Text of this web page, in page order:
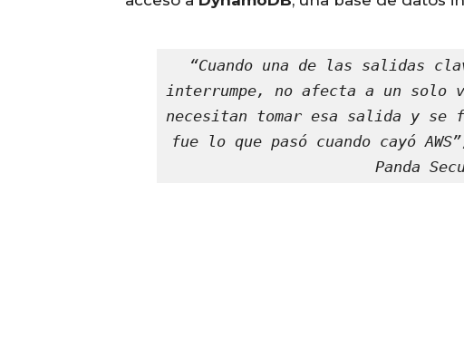
“Cuando una de las salidas
interrumpe, no afecta a un solo
necesitan tomar esa salida y se
fue lo que pasó cuando cayó
Panda